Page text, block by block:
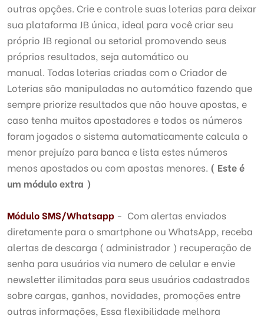
outras opções. Crie e controle suas loterias para deixar
sua plataforma JB única, ideal para você criar seu
próprio JB regional ou setorial promovendo seus
próprios resultados, seja automático ou
manual. Todas loterias criadas com o Criador de
Loterias são manipuladas no automático fazendo que
sempre priorize resultados que não houve apostas, e
caso tenha muitos apostadores e todos os números
foram jogados o sistema automaticamente calcula o
menor prejuízo para banca e lista estes números
menos apostados ou com apostas menores. ( Este é
um módulo extra )
MóduloSMS/Whatsapp - Com alertas enviados
diretamente para o smartphone ou WhatsApp, receba
alertas de descarga ( administrador ) recuperação de
senha para usuários via numero de celular e envie
newsletter ilimitadas para seus usuários cadastrados
sobre cargas, ganhos, novidades, promoções entre
outras informações, Essa flexibilidade melhora